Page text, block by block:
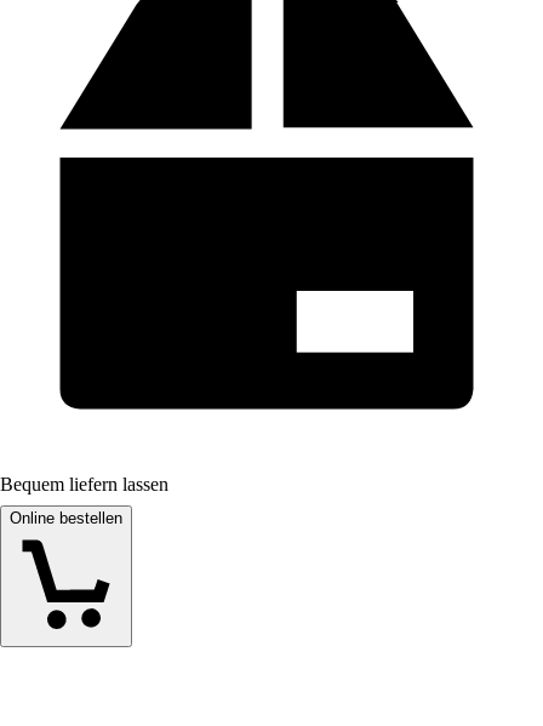
Bequem liefern lassen
Online bestellen